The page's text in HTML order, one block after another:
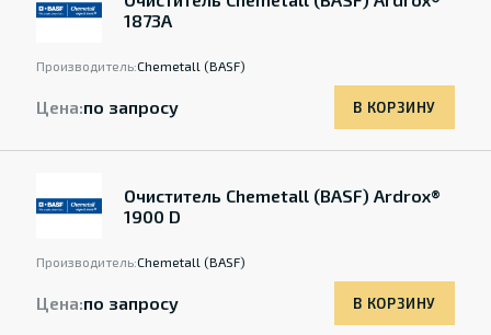
1873A
Производитель:Chemetall (BASF)
Цена:по запросу В КОРЗИНУ
Очиститель Chemetall (BASF) Ardrox®
1900 D
Производитель:Chemetall (BASF)
Цена:по запросу В КОРЗИНУ